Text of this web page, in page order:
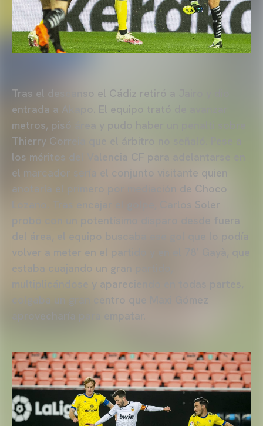
Tras el descanso el Cádiz retiró a Jairo y dio
entrada a Akapo. El equipo trató de avanzar
metros, pisó área y pudo haber un penalti sobre
Thierry Correia que el árbitro no señaló. Pese a
los méritos del Valencia CF para adelantarse en
el marcador sería el conjunto visitante quien
anotaría el primero por mediación de Choco
Lozano. Tras encajar el golpe, Carlos Soler
del área, el equipo buscaba ese gol que lo podía
volver a meter en el partido y en el 78’ Gayà, que
estaba cuajando un gran partido,
multiplicándose y apareciendo en todas partes,
colgaba un gran centro que Maxi Gómez